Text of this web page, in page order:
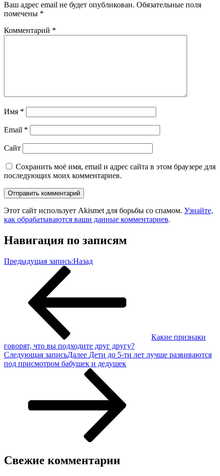
Ваш адрес email не будет опубликован. Обязательные поля
помечены *
Комментарий *
Имя *
Email *
Сайт
Сохранить моё имя, email и адрес сайта в этом браузере для
последующих моих комментариев.
Этот сайт использует Akismet для борьбы со спамом. Узнайте,
как обрабатываются ваши данные комментариев.
Навигация по записям
Предыдущая запись:Назад
Какие признаки
говорят, что вы подходите друг другу?
Следующая записьДалее Дети до 5-ти лет лучше развиваются
под присмотром бабушек и дедушек
Свежие комментарии